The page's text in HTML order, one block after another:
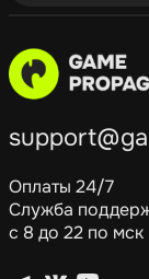
Оплаты 24/7
Служба
с 8 до 22 по мск